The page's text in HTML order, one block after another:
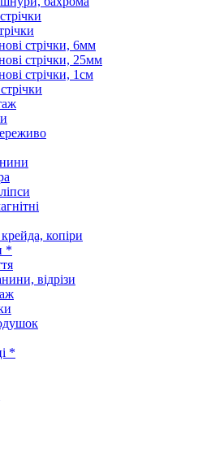
стрічки, 6мм
стрічки, 25мм
стрічки, 1см
копіри
*
відрізи
*